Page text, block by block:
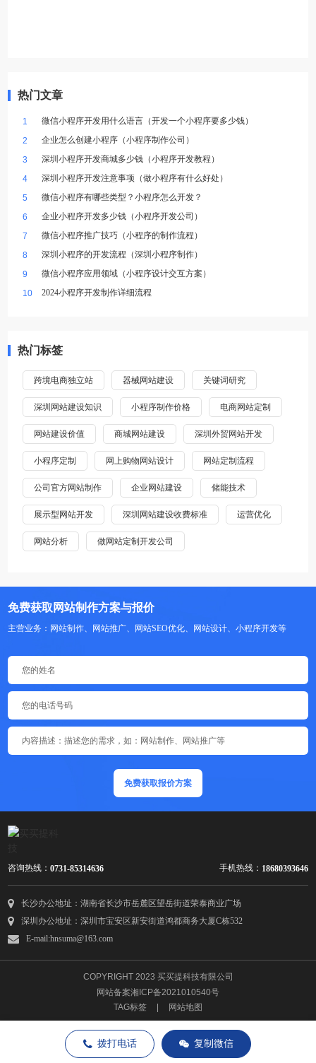
热门文章
1
微信小程序开发用什么语言（开发一个小程序要多少钱）
2
企业怎么创建小程序（小程序制作公司）
3
深圳小程序开发商城多少钱（小程序开发教程）
4
深圳小程序开发注意事项（做小程序有什么好处）
5
微信小程序有哪些类型？小程序怎么开发？
6
企业小程序开发多少钱（小程序开发公司）
7
微信小程序推广技巧（小程序的制作流程）
8
深圳小程序的开发流程（深圳小程序制作）
9
微信小程序应用领域（小程序设计交互方案）
10
2024小程序开发制作详细流程
热门标签
跨境电商独立站 器械网站建设 关键词研究
深圳网站建设知识 小程序制作价格 电商网站定制
网站建设价值 商城网站建设 深圳外贸网站开发
小程序定制 网上购物网站设计 网站定制流程
公司官方网站制作 企业网站建设 储能技术
展示型网站开发 深圳网站建设收费标准 运营优化
网站分析 做网站定制开发公司
免费获取网站制作方案与报价
主营业务：网站制作、网站推广、网站SEO优化、网站设计、小程序开发等
免费获取报价方案
咨询热线：0731-85314636 手机热线： 18680393646
长沙办公地址：湖南省长沙市岳麓区望岳街道荣泰商业广场
深圳办公地址：深圳市宝安区新安街道鸿都商务大厦C栋532
E-mail:hnsuma@163.com
COPYRIGHT 2023 买买提科技有限公司
网站备案湘ICP备2021010540号
TAG标签
网站地图
拨打电话 复制微信